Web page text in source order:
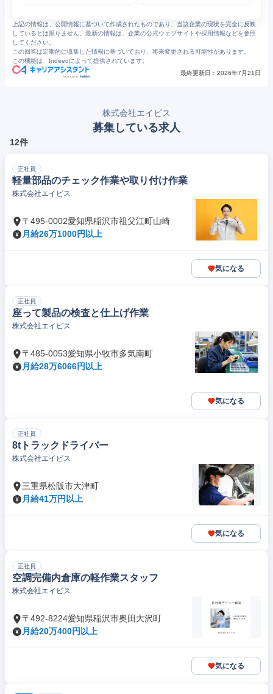
上記の情報は、公開情報に基づいて作成されたものであり、当該企業の現状を完全に反映
しているとは限りません。最新の情報は、企業の公式ウェブサイトや採用情報などを参照
してください。
この回答は定期的に収集した情報に基づいており、将来変更される可能性があります。
この機能は、Indeedによって提供されています。
最終更新日： 2026年7月21日
株式会社エイビス
募集している求人
12件
正社員
軽量部品のチェック作業や取り付け作業
株式会社エイビス
〒495-0002愛知県稲沢市祖父江町山崎
月給26万1000円以上
気になる
正社員
座って製品の検査と仕上げ作業
株式会社エイビス
〒485-0053愛知県小牧市多気南町
月給28万6066円以上
気になる
正社員
8tトラックドライバー
株式会社エイビス
三重県松阪市大津町
月給41万円以上
気になる
正社員
空調完備内倉庫の軽作業スタッフ
株式会社エイビス
〒492-8224愛知県稲沢市奥田大沢町
月給20万400円以上
気になる